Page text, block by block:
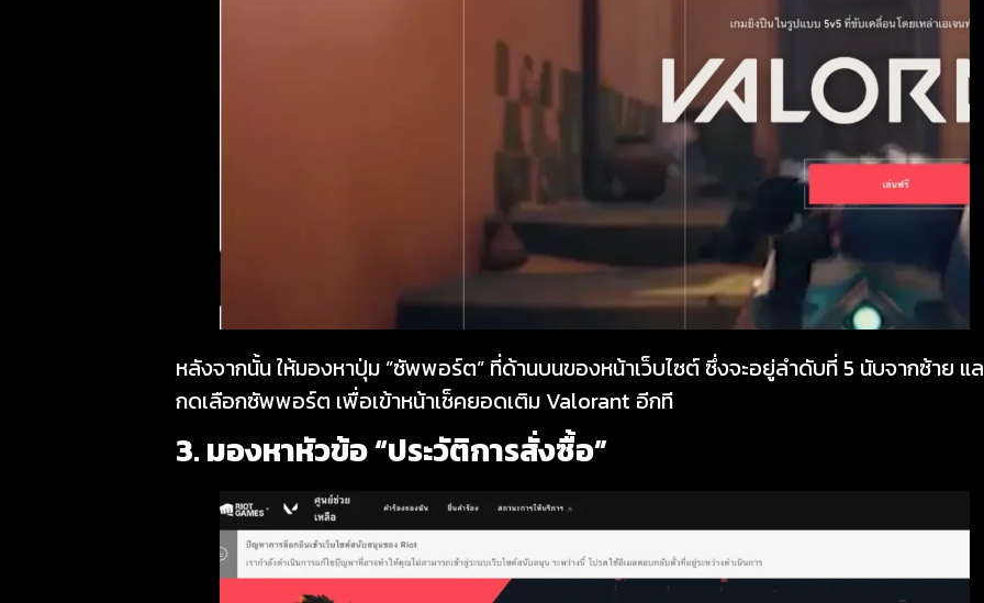
หลังจากนั้น ให้มองหาปุ่ม ”ซัพพอร์ต” ที่ด้านบนของหน้าเว็บไซต์ ซึ่งจะอยู่ลำดับที่ 5 นับจากซ้าย แล
กดเลือกซัพพอร์ต เพื่อเข้าหน้าเช็คยอดเติม Valorant อีกที
3. มองหาหัวข้อ “ประวัติการสั่งซื้อ”